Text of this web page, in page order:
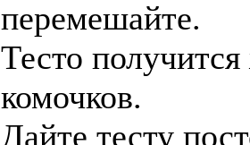
перемешайте.
Тесто
комочков.
Дайте тесту